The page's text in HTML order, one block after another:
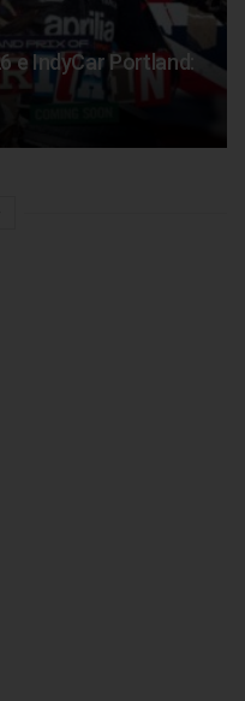
e IndyCar Portland: